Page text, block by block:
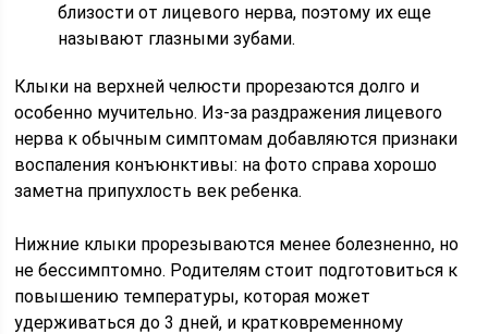
близости от лицевого нерва, поэтому их еще
называют глазными зубами.
Клыки на верхней челюсти прорезаются долго и
особенно мучительно. Из-за раздражения лицевого
нерва к обычным симптомам добавляются признаки
воспаления конъюнктивы: на фото справа хорошо
заметна припухлость век ребенка.
Нижние клыки прорезываются менее болезненно, но
не бессимптомно. Родителям стоит подготовиться к
повышению температуры, которая может
удерживаться до 3 дней, и кратковременному